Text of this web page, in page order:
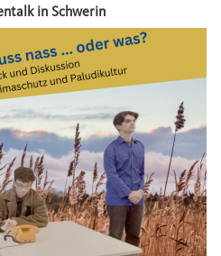
in Schwerin